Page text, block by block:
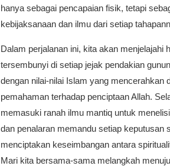
hanya sebagai pencapaian fisik, tetapi
kebijaksanaan dan ilmu dari setiap
Dalam perjalanan ini, kita akan menjelajahi
tersembunyi di setiap jejak pendakian
dengan nilai-nilai Islam yang mencerahkan
pemahaman terhadap penciptaan Allah.
memasuki ranah ilmu mantiq untuk
dan penalaran memandu setiap keputusan
menciptakan keseimbangan antara
Mari kita bersama-sama melangkah